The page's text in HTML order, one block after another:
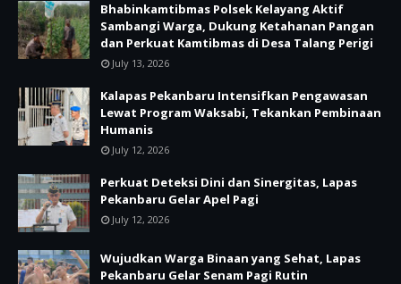
Bhabinkamtibmas Polsek Kelayang Aktif
Sambangi Warga, Dukung Ketahanan Pangan
dan Perkuat Kamtibmas di Desa Talang Perigi
July 13, 2026
Kalapas Pekanbaru Intensifkan Pengawasan
Lewat Program Waksabi, Tekankan Pembinaan
Humanis
July 12, 2026
Perkuat Deteksi Dini dan Sinergitas, Lapas
Pekanbaru Gelar Apel Pagi
July 12, 2026
Wujudkan Warga Binaan yang Sehat, Lapas
Pekanbaru Gelar Senam Pagi Rutin